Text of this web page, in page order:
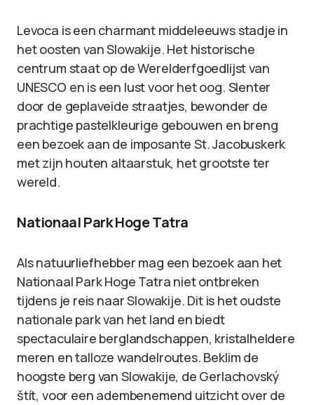
Levoca is een charmant middeleeuws stadje in
het oosten van Slowakije. Het historische
centrum staat op de Werelderfgoedlijst van
UNESCO en is een lust voor het oog. Slenter
door de geplaveide straatjes, bewonder de
prachtige pastelkleurige gebouwen en breng
een bezoek aan de imposante St. Jacobuskerk
met zijn houten altaarstuk, het grootste ter
wereld.
Nationaal Park Hoge Tatra
Als natuurliefhebber mag een bezoek aan het
Nationaal Park Hoge Tatra niet ontbreken
tijdens je reis naar Slowakije. Dit is het oudste
nationale park van het land en biedt
spectaculaire berglandschappen, kristalheldere
meren en talloze wandelroutes. Beklim de
hoogste berg van Slowakije, de Gerlachovský
štít, voor een adembenemend uitzicht over de